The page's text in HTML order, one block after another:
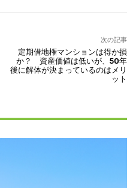
次の記事
定期借地権マンションは得か損
か？ 資産価値は低いが、50年
後に解体が決まっているのはメリ
ット